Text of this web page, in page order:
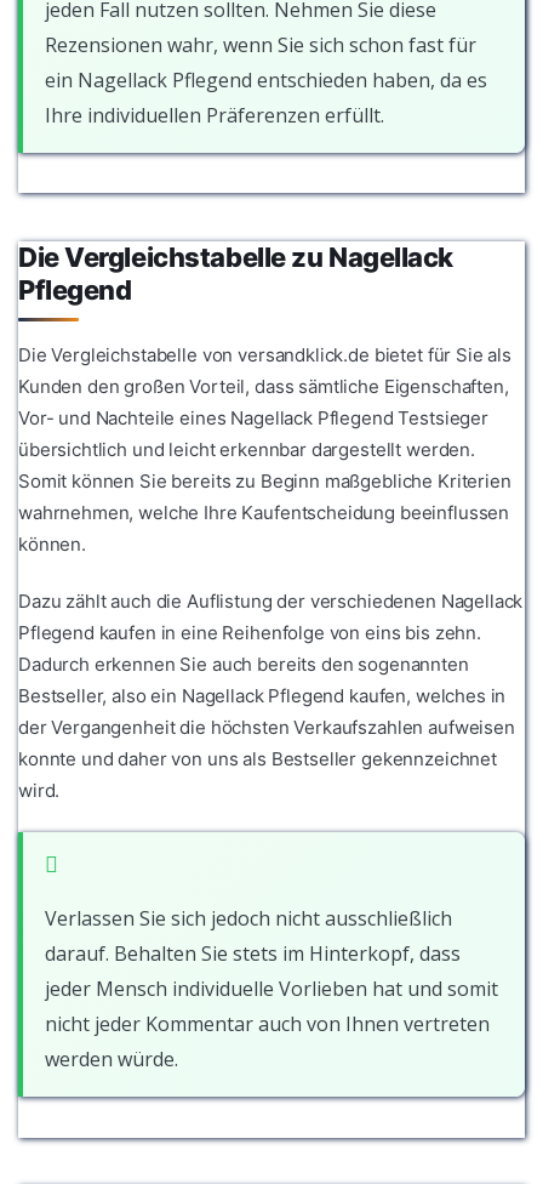
jeden Fall nutzen sollten. Nehmen Sie diese
Rezensionen wahr, wenn Sie sich schon fast für
ein Nagellack Pflegend entschieden haben, da es
Ihre individuellen Präferenzen erfüllt.
Die Vergleichstabelle zu Nagellack
Pflegend
Die Vergleichstabelle von versandklick.de bietet für Sie als
Kunden den großen Vorteil, dass sämtliche Eigenschaften,
Vor- und Nachteile eines Nagellack Pflegend Testsieger
übersichtlich und leicht erkennbar dargestellt werden.
Somit können Sie bereits zu Beginn maßgebliche Kriterien
wahrnehmen, welche Ihre Kaufentscheidung beeinflussen
können.
Dazu zählt auch die Auflistung der verschiedenen Nagellack
Pflegend kaufen in eine Reihenfolge von eins bis zehn.
Dadurch erkennen Sie auch bereits den sogenannten
Bestseller, also ein Nagellack Pflegend kaufen, welches in
der Vergangenheit die höchsten Verkaufszahlen aufweisen
konnte und daher von uns als Bestseller gekennzeichnet
wird.
Verlassen Sie sich jedoch nicht ausschließlich
darauf. Behalten Sie stets im Hinterkopf, dass
jeder Mensch individuelle Vorlieben hat und somit
nicht jeder Kommentar auch von Ihnen vertreten
werden würde.